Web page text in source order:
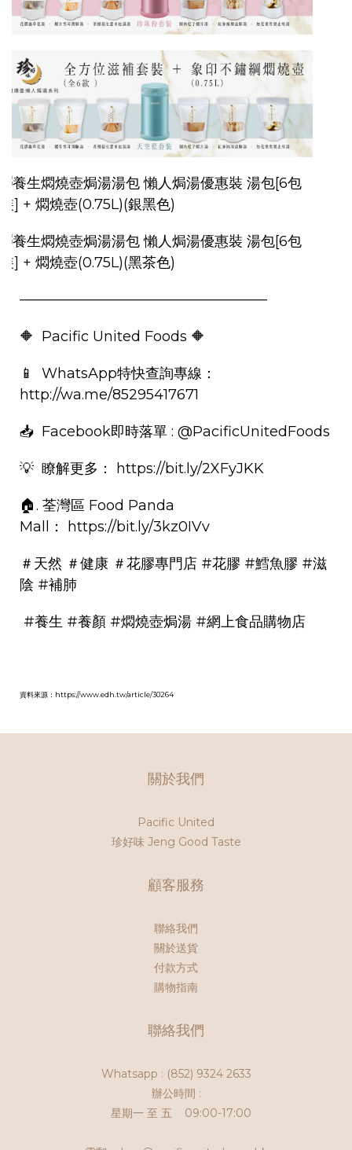
—————————————————–
🔶 Pacific United Foods 🔶
📱 WhatsApp特快查詢專線：
http://wa.me/85295417671
📥 Facebook即時落單 : @PacificUnitedFoods
💡 瞭解更多： https://bit.ly/2XFyJKK
🏠. 荃灣區 Food Panda
Mall： https://bit.ly/3kz0IVv
＃天然 ＃健康 ＃花膠專門店 #花膠 #鱈魚膠 #滋
陰 #補肺
#養生 #養顏 #燜燒壺焗湯 #網上食品購物店
資料來源： https://www.edh.tw/article/30264
關於我們
Pacific United
珍好味 Jeng Good Taste
顧客服務
聯絡我們
關於送貨
付款方式
購物指南
聯絡我們
Whatsapp : (852) 9324 2633
辦公時間 :
星期一 至 五 09:00-17:00